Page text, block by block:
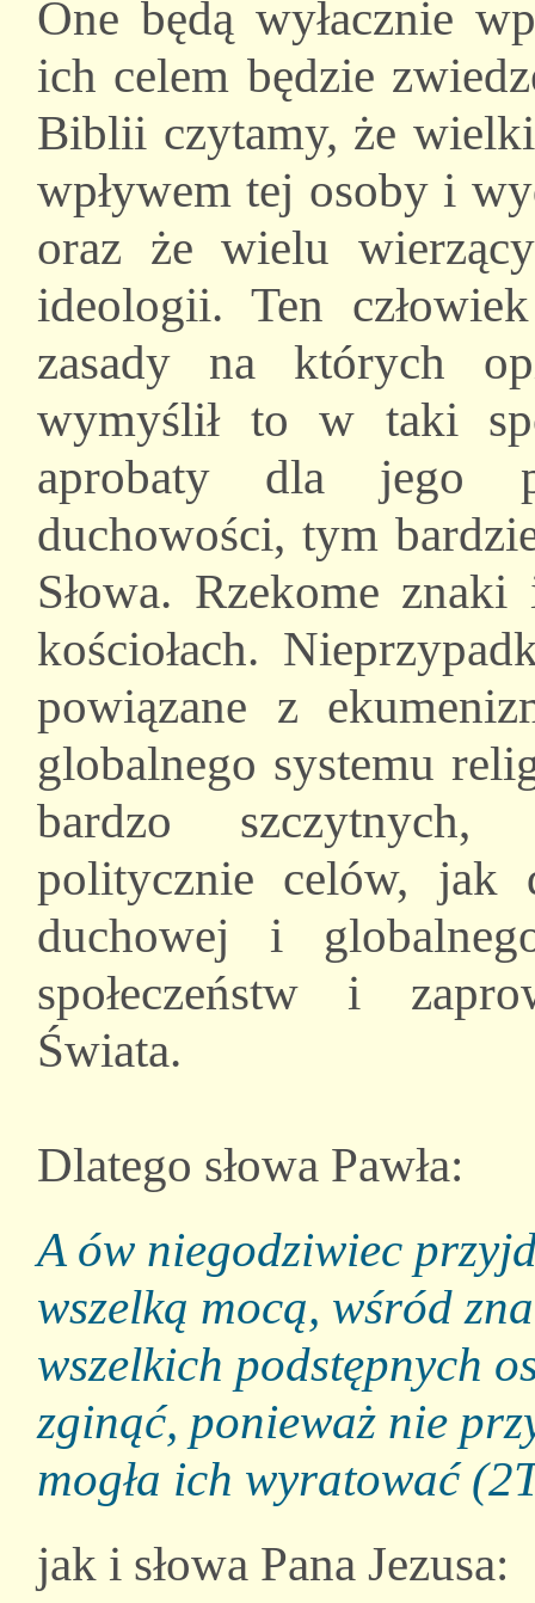
One będą wyłacznie
ich celem będzie
Biblii czytamy, że
wpływem tej osoby i
oraz że wielu
ideologii. Ten
zasady na których
wymyślił to w taki
aprobaty dla jego
duchowości, tym
Słowa. Rzekome
kościołach.
powiązane z
globalnego systemu
bardzo szczytnych,
politycznie celów, jak
duchowej i
społeczeństw i
Świata.
Dlatego słowa Pawła:
A ów niegodziwiec
wszelką mocą, wśród
wszelkich podstępnych
zginąć, ponieważ nie
mogła ich wyratować
jak i słowa Pana Jezusa: